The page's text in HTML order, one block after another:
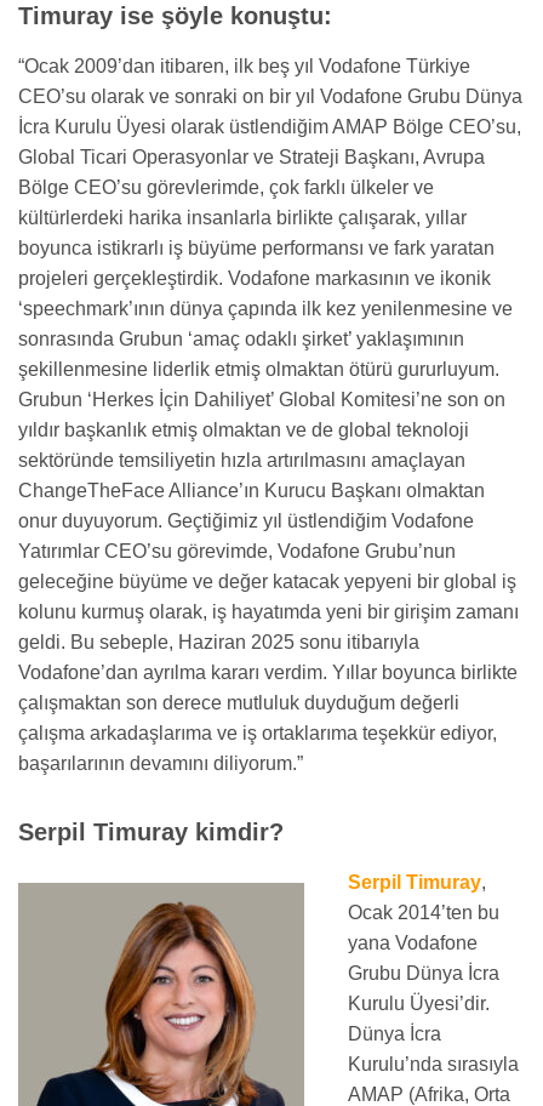
Timuray ise şöyle konuştu:
“Ocak 2009’dan itibaren, ilk beş yıl Vodafone Türkiye
CEO’su olarak ve sonraki on bir yıl Vodafone Grubu Dünya
İcra Kurulu Üyesi olarak üstlendiğim AMAP Bölge CEO’su,
Global Ticari Operasyonlar ve Strateji Başkanı, Avrupa
Bölge CEO’su görevlerimde, çok farklı ülkeler ve
kültürlerdeki harika insanlarla birlikte çalışarak, yıllar
boyunca istikrarlı iş büyüme performansı ve fark yaratan
projeleri gerçekleştirdik. Vodafone markasının ve ikonik
‘speechmark’ının dünya çapında ilk kez yenilenmesine ve
sonrasında Grubun ‘amaç odaklı şirket’ yaklaşımının
şekillenmesine liderlik etmiş olmaktan ötürü gururluyum.
Grubun ‘Herkes İçin Dahiliyet’ Global Komitesi’ne son on
yıldır başkanlık etmiş olmaktan ve de global teknoloji
sektöründe temsiliyetin hızla artırılmasını amaçlayan
ChangeTheFace Alliance’ın Kurucu Başkanı olmaktan
onur duyuyorum. Geçtiğimiz yıl üstlendiğim Vodafone
Yatırımlar CEO’su görevimde, Vodafone Grubu’nun
geleceğine büyüme ve değer katacak yepyeni bir global iş
kolunu kurmuş olarak, iş hayatımda yeni bir girişim zamanı
geldi. Bu sebeple, Haziran 2025 sonu itibarıyla
Vodafone’dan ayrılma kararı verdim. Yıllar boyunca birlikte
çalışmaktan son derece mutluluk duyduğum değerli
çalışma arkadaşlarıma ve iş ortaklarıma teşekkür ediyor,
başarılarının devamını diliyorum.”
Serpil Timuray kimdir?
Serpil Timuray,
Ocak 2014’ten bu
yana Vodafone
Grubu Dünya İcra
Kurulu Üyesi’dir.
Dünya İcra
Kurulu’nda sırasıyla
AMAP (Afrika, Orta